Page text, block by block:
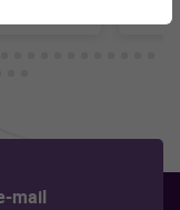
e
alta
mail